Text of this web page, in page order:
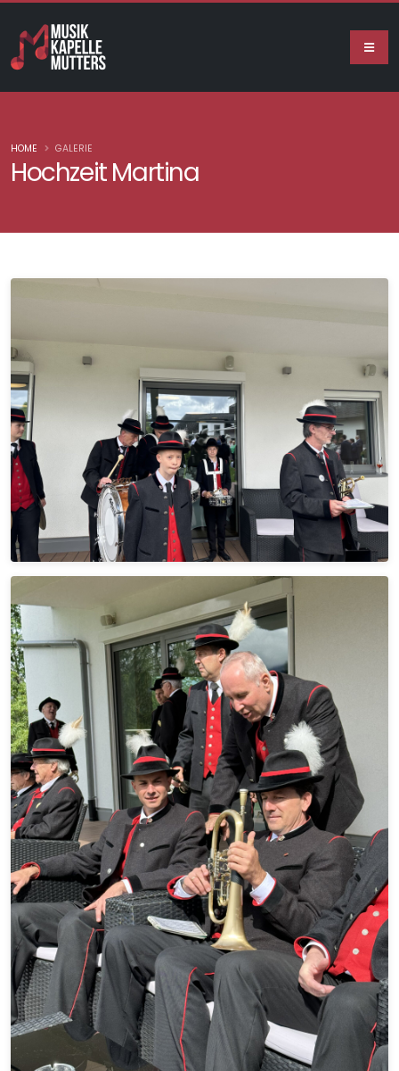
Hochzeit Martina
HOME GALERIE